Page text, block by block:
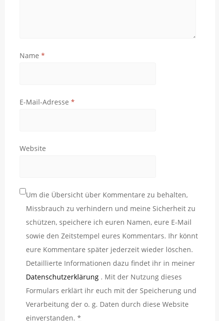
Name *
E-Mail-Adresse *
Website
Um die Übersicht über Kommentare zu behalten,
Missbrauch zu verhindern und meine Sicherheit zu
schützen, speichere ich euren Namen, eure E-Mail
sowie den Zeitstempel eures Kommentars. Ihr könnt
eure Kommentare später jederzeit wieder löschen.
Detaillierte Informationen dazu findet ihr in meiner
Datenschutzerklärung . Mit der Nutzung dieses
Formulars erklärt ihr euch mit der Speicherung und
Verarbeitung der o. g. Daten durch diese Website
einverstanden. *